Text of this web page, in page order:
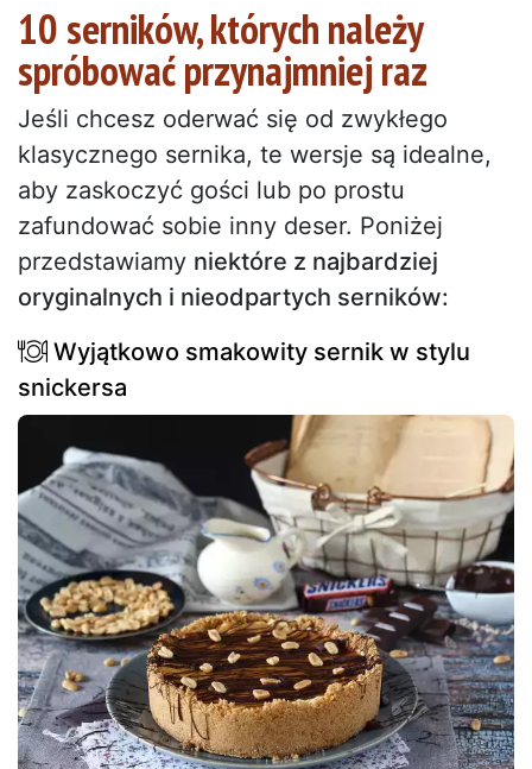
10 serników, których należy
spróbować przynajmniej raz
Jeśli chcesz oderwać się od zwykłego
klasycznego sernika, te wersje są idealne,
aby zaskoczyć gości lub po prostu
zafundować sobie inny deser. Poniżej
przedstawiamy niektóre z najbardziej
oryginalnych i nieodpartych serników:
Wyjątkowo smakowity sernik w stylu
snickersa